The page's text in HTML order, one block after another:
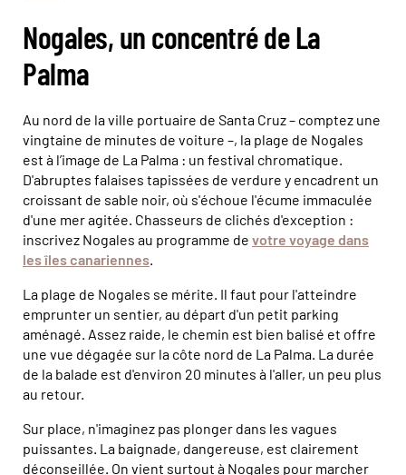
Nogales, un concentré de La
Palma
Au nord de la ville portuaire de Santa Cruz – comptez une
vingtaine de minutes de voiture –, la plage de Nogales
est à l’image de La Palma : un festival chromatique.
D'abruptes falaises tapissées de verdure y encadrent un
croissant de sable noir, où s'échoue l'écume immaculée
d'une mer agitée. Chasseurs de clichés d'exception :
inscrivez Nogales au programme de votre voyage dans
les îles canariennes.
La plage de Nogales se mérite. Il faut pour l'atteindre
emprunter un sentier, au départ d'un petit parking
aménagé. Assez raide, le chemin est bien balisé et offre
une vue dégagée sur la côte nord de La Palma. La durée
de la balade est d'environ 20 minutes à l'aller, un peu plus
au retour.
Sur place, n'imaginez pas plonger dans les vagues
puissantes. La baignade, dangereuse, est clairement
déconseillée. On vient surtout à Nogales pour marcher